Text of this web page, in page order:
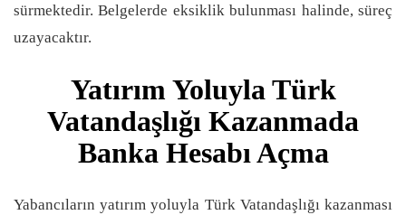
sürmektedir. Belgelerde eksiklik bulunması halinde, süreç
uzayacaktır.
Yatırım Yoluyla Türk
Vatandaşlığı Kazanmada
Banka Hesabı Açma
Yabancıların yatırım yoluyla Türk Vatandaşlığı kazanması